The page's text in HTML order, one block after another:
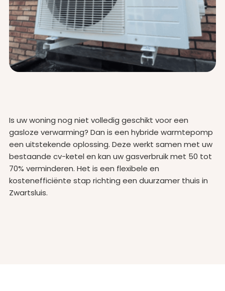
Is uw woning nog niet volledig geschikt voor een
gasloze verwarming? Dan is een hybride warmtepomp
een uitstekende oplossing. Deze werkt samen met uw
bestaande cv-ketel en kan uw gasverbruik met 50 tot
70% verminderen. Het is een flexibele en
kostenefficiënte stap richting een duurzamer thuis in
Zwartsluis.